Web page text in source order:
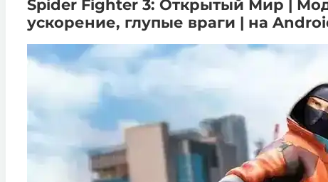
Spider Fighter 3: Открытый Мир |
ускорение, глупые враги | на